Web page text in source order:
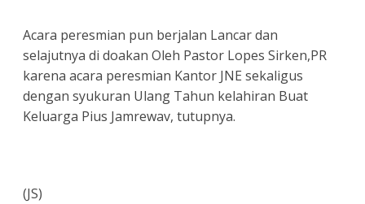
Acara peresmian pun berjalan Lancar dan
selajutnya di doakan Oleh Pastor Lopes Sirken,PR
karena acara peresmian Kantor JNE sekaligus
dengan syukuran Ulang Tahun kelahiran Buat
Keluarga Pius Jamrewav, tutupnya.
(JS)